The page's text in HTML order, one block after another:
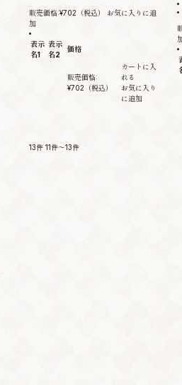
販売価格:¥702 （税込）
お気に入りに追
加
表示
名1
表示
名2
価格
販売価格:
¥702 （税込）
カートに入
れる
お気に入り
に追加
13件 11件～13件